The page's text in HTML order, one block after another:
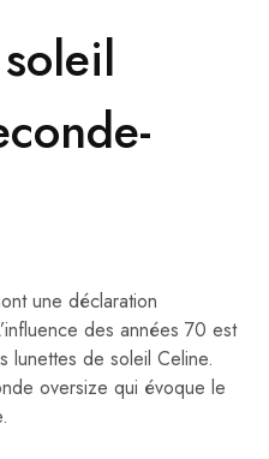
une déclaration
des années 70 est
lunettes de soleil Celine.
oversize qui évoque le